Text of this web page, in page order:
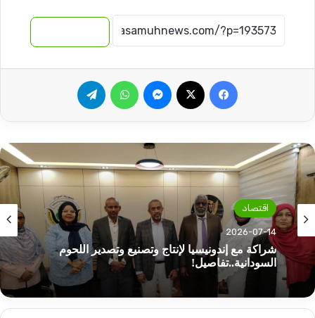
فيسبوك ماسنجر واتساب
اقتصاد
2026-07-14
اقتصاد
2026-07-11
محافظ بنك السودان تتحدث عن أهمية أحد الأعمدة
الأساسية لشبكة الأمان المالي